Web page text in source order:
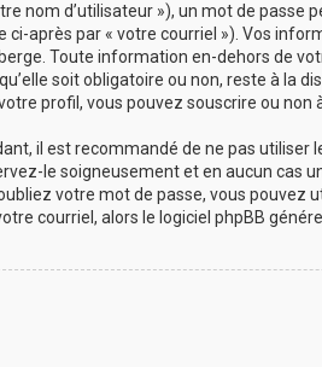
d’utilisateur »), un mot de passe
après par « votre courriel »). Vos
Toute information en-dehors de
soit obligatoire ou non, reste à la
profil, vous pouvez souscrire ou non
il est recommandé de ne pas
le soigneusement et en aucun cas
votre mot de passe, vous pouvez
courriel, alors le logiciel phpBB